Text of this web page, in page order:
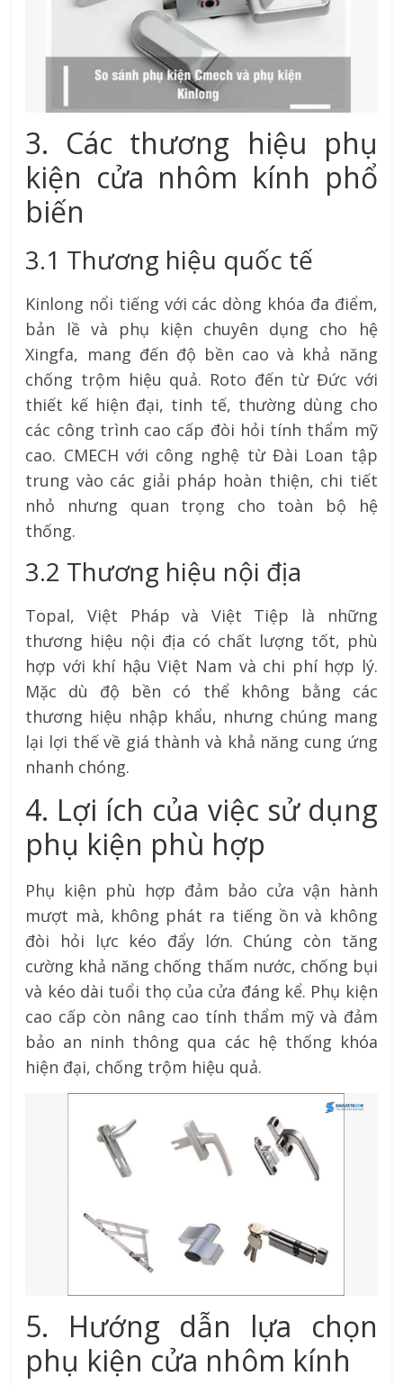
3. Các thương hiệu phụ
kiện cửa nhôm kính phổ
biến
3.1 Thương hiệu quốc tế
Kinlong nổi tiếng với các dòng khóa đa điểm,
bản lề và phụ kiện chuyên dụng cho hệ
Xingfa, mang đến độ bền cao và khả năng
chống trộm hiệu quả. Roto đến từ Đức với
thiết kế hiện đại, tinh tế, thường dùng cho
các công trình cao cấp đòi hỏi tính thẩm mỹ
cao. CMECH với công nghệ từ Đài Loan tập
trung vào các giải pháp hoàn thiện, chi tiết
nhỏ nhưng quan trọng cho toàn bộ hệ
thống.
3.2 Thương hiệu nội địa
Topal, Việt Pháp và Việt Tiệp là những
thương hiệu nội địa có chất lượng tốt, phù
hợp với khí hậu Việt Nam và chi phí hợp lý.
Mặc dù độ bền có thể không bằng các
thương hiệu nhập khẩu, nhưng chúng mang
lại lợi thế về giá thành và khả năng cung ứng
nhanh chóng.
4. Lợi ích của việc sử dụng
phụ kiện phù hợp
Phụ kiện phù hợp đảm bảo cửa vận hành
mượt mà, không phát ra tiếng ồn và không
đòi hỏi lực kéo đẩy lớn. Chúng còn tăng
cường khả năng chống thấm nước, chống bụi
và kéo dài tuổi thọ của cửa đáng kể. Phụ kiện
cao cấp còn nâng cao tính thẩm mỹ và đảm
bảo an ninh thông qua các hệ thống khóa
hiện đại, chống trộm hiệu quả.
5. Hướng dẫn lựa chọn
phụ kiện cửa nhôm kính